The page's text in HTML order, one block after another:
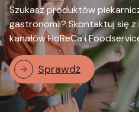
Szukasz produktów
gastronomii? Skontaktuj się
kanałów HoReCa i
Sprawdż